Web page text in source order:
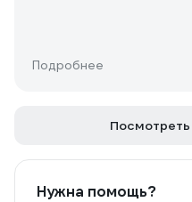
Подробнее
Нужна помощь?